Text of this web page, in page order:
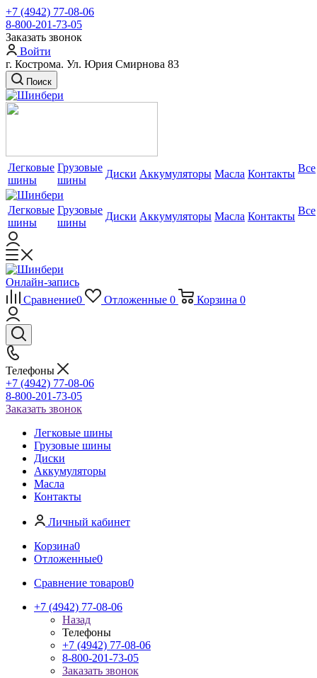
+7 (4942) 77-08-06
8-800-201-73-05
Заказать звонок
Войти
г. Кострома. Ул. Юрия Смирнова 83
Поиск
Легковые
шины
Грузовые
шины
Диски Аккумуляторы Масла Контакты Все
Легковые
шины
Грузовые
шины
Диски Аккумуляторы Масла Контакты Все
Онлайн-запись
Сравнение0 Отложенные 0 Корзина 0
Телефоны
+7 (4942) 77-08-06
8-800-201-73-05
Заказать звонок
Легковые шины
Грузовые шины
Диски
Аккумуляторы
Масла
Контакты
Личный кабинет
Корзина0
Отложенные0
Сравнение товаров0
+7 (4942) 77-08-06
Назад
Телефоны
+7 (4942) 77-08-06
8-800-201-73-05
Заказать звонок